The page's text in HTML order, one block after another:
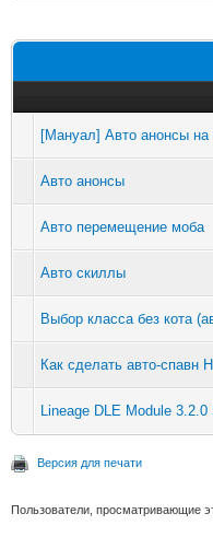
[Мануал] Авто анонсы на
Авто анонсы
Авто перемещение моба
Авто скиллы
Выбор класса без кота
Как сделать авто-спавн
Lineage DLE Module
Версия для печати
Пользователи, просматривающие